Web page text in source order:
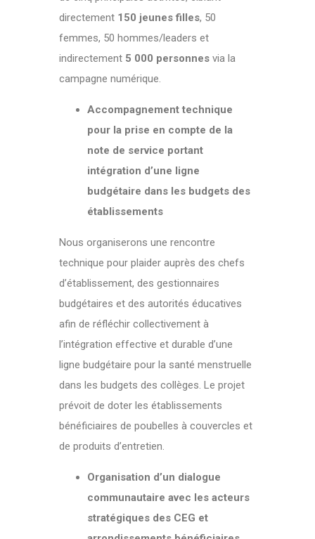
directement 150 jeunes filles, 50
femmes, 50 hommes/leaders et
indirectement 5 000 personnes via la
campagne numérique.
Accompagnement technique
pour la prise en compte de la
note de service portant
intégration d’une ligne
budgétaire dans les budgets des
établissements
Nous organiserons une rencontre
technique pour plaider auprès des chefs
d’établissement, des gestionnaires
budgétaires et des autorités éducatives
afin de réfléchir collectivement à
l’intégration effective et durable d’une
ligne budgétaire pour la santé menstruelle
dans les budgets des collèges. Le projet
prévoit de doter les établissements
bénéficiaires de poubelles à couvercles et
de produits d’entretien.
Organisation d’un dialogue
communautaire avec les acteurs
stratégiques des CEG et